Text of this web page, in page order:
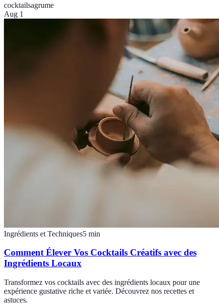
cocktailsagrume
Aug 1
Ingrédients et Techniques5 min
Comment Élever Vos Cocktails Créatifs avec des
Ingrédients Locaux
Transformez vos cocktails avec des ingrédients locaux pour une
expérience gustative riche et variée. Découvrez nos recettes et
astuces.